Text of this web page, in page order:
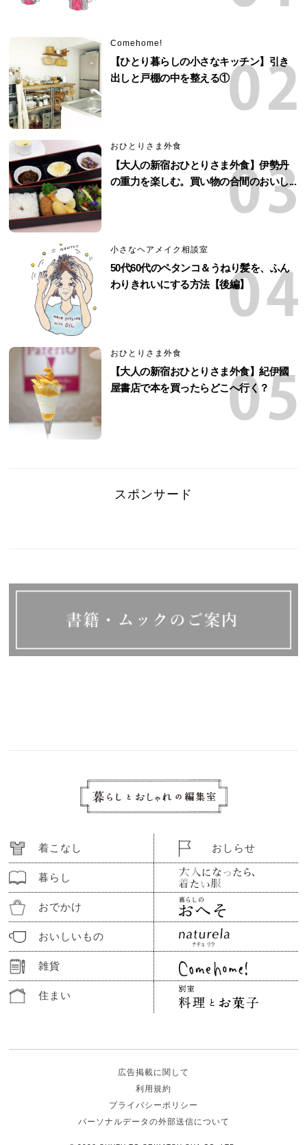
Comehome!
【ひとり暮らしの小さなキッチン】引き
出しと戸棚の中を整える①
おひとりさま外食
【大人の新宿おひとりさま外食】伊勢丹
の重力を楽しむ。買い物の合間のおいし...
小さなヘアメイク相談室
50代60代のペタンコ＆うねり髪を、ふん
わりきれいにする方法【後編】
おひとりさま外食
【大人の新宿おひとりさま外食】紀伊國
屋書店で本を買ったらどこへ行く？
スポンサード
着こなし
暮らし
おでかけ
おいしいもの
雑貨
住まい
おしらせ
広告掲載に関して
利用規約
プライバシーポリシー
パーソナルデータの外部送信について